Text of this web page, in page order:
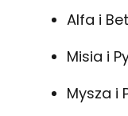
Alfa i
Misia i
Mysza i